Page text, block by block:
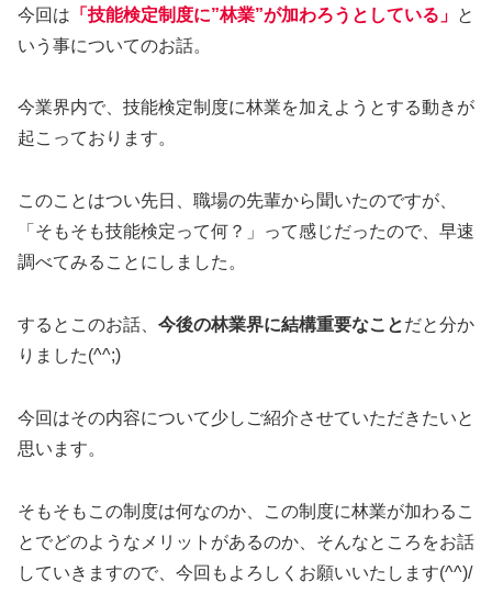
今回は 「技能検定制度に”林業”が加わろうとしている」 と
いう事についてのお話。
今業界内で、技能検定制度に林業を加えようとする動きが
起こっております。
このことはつい先日、職場の先輩から聞いたのですが、
「そもそも技能検定って何？」って感じだったので、早速
調べてみることにしました。
するとこのお話、 今後の林業界に結構重要なことだと分か
りました(^^;)
今回はその内容について少しご紹介させていただきたいと
思います。
そもそもこの制度は何なのか、この制度に林業が加わるこ
とでどのようなメリットがあるのか、そんなところをお話
していきますので、今回もよろしくお願いいたします(^^)/